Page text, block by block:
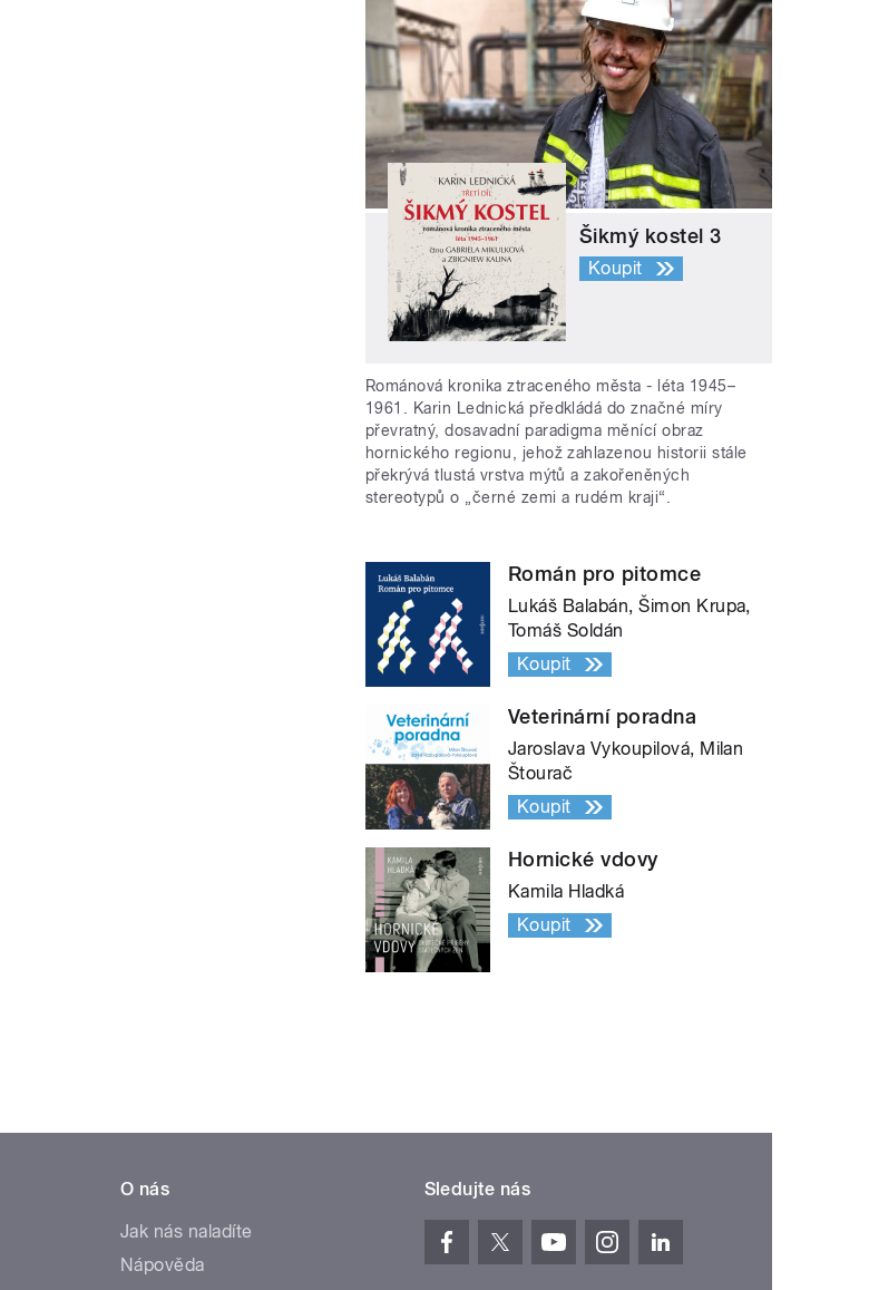
Šikmý kostel 3
Koupit
Románová kronika ztraceného města - léta 1945–
1961. Karin Lednická předkládá do značné míry
převratný, dosavadní paradigma měnící obraz
hornického regionu, jehož zahlazenou historii stále
překrývá tlustá vrstva mýtů a zakořeněných
stereotypů o „černé zemi a rudém kraji“.
Román pro pitomce
Lukáš Balabán, Šimon Krupa,
Tomáš Soldán
Koupit
Veterinární poradna
Jaroslava Vykoupilová, Milan
Štourač
Koupit
Hornické vdovy
Kamila Hladká
Koupit
O nás
Jak nás naladíte
Nápověda
Sledujte nás